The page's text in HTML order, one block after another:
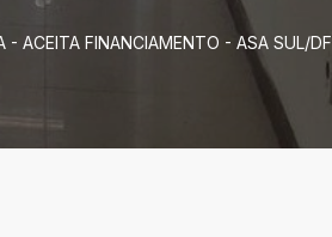
- ACEITA FINANCIAMENTO - ASA SUL/DF